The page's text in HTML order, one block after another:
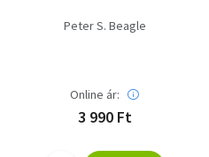
Peter S. Beagle
Online ár:
3 990 Ft